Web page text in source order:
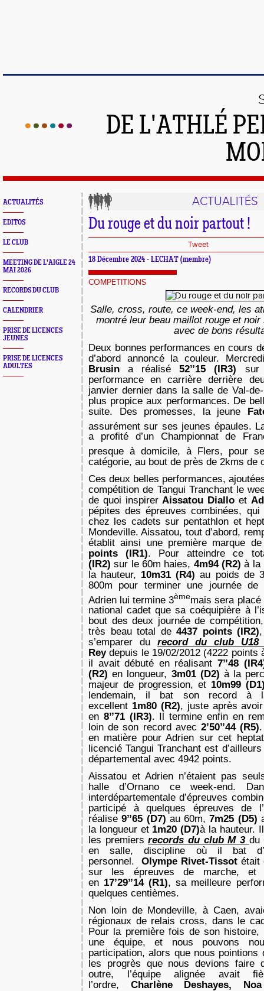
DE L'ATHLÉ
ACTUALITÉS
EDITOS
LE CLUB
MEETING DE L'AIGLE 24
MAI 2026
RECORDS DU CLUB
CALENDRIER
PRISE DE LICENCES
JEUNES
PRISE DE LICENCES
ADULTES
ACTUALITÉS
Du rouge et du noir partout !
Tweet
18 Décembre 2024 - LECHAT (membre)
COMPETITIONS
Salle, cross, route, ce week-end, les
montré leur beau maillot rouge et
avec de bons
Deux bonnes performances en cours
d’abord annoncé la couleur.
Brusina réalisé52’’15 (IR3) sur
performance en carrière derrière
janvier dernier dans la salle de Val-
plus propice aux performances. De
suite. Des promesses, la jeune
assurément sur ses jeunes épaules.
a profité d’un Championnat de
presque à domicile, à Flers, pour
catégorie, au bout de près de 2kms de
Ces deux belles performances,
compétition de Tangui Tranchant le
de quoi inspirer Aissatou Diallo et
pépites des épreuves combinées,
chez les cadets sur pentathlon et
Mondeville. Aissatou, tout d’abord,
établit ainsi une première marque
points (IR1). Pour atteindre ce
(IR2)sur le 60m haies, 4m94 (R2)à la
la hauteur, 10m31 (R4)au poids de
800m pour terminer une journée de
Adrien lui termine 3èmemais sera
national cadet que sa coéquipière à
bout des deux journée de
très beau total de4437 points (IR2)
s’emparer du record du club
Reydepuis le 19/02/2012 (4222 points
il avait débuté en réalisant 7’’48
(R2)en longueur, 3m01 (D2) à la
majeur de progression, et 10m99
lendemain, il bat son record à
excellent 1m80 (R2), juste après
en 8’’71 (IR3). Il termine enfin en
loin de son record avec 2’50’’44 (R5)
en matière pour Adrien sur cet
licencié Tangui Tranchant est
départemental avec 4942 points.
Aissatou et Adrien n’étaient pas
halle d’Ornano ce week-end.
interdépartementale d’épreuves
participé à quelques épreuves de
réalise9’’65 (D7) au 60m,7m25 (D5)
la longueur et 1m20 (D7)à la hauteur.
les premiersrecords du club M 3 du
en salle, discipline où il bat
personnel. Olympe Rivet-Tissot était
sur les épreuves de marche, et
en 17’29’’14 (R1), sa meilleure
quelques centièmes.
Non loin de Mondeville, à Caen,
régionaux de relais cross, dans le
Pour la première fois de son histoire,
une équipe, et nous pouvons
participation, alors que nous pointions
les progrès que nous devions faire
outre, l’équipe alignée avait
l’ordre, Charlène Deshayes,